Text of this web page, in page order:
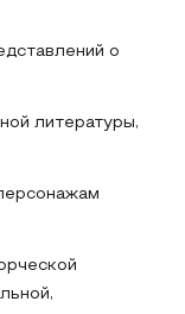
о
литературы,